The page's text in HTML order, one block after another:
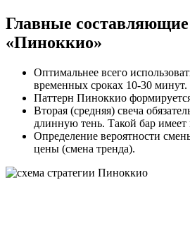
Главные составляющие
«Пиноккио»
Оптимальнее всего
временных сроках 10-30 минут.
Паттерн Пиноккио
Вторая (средняя) свеча
длинную тень. Такой бар
Определение вероятности
цены (смена тренда).